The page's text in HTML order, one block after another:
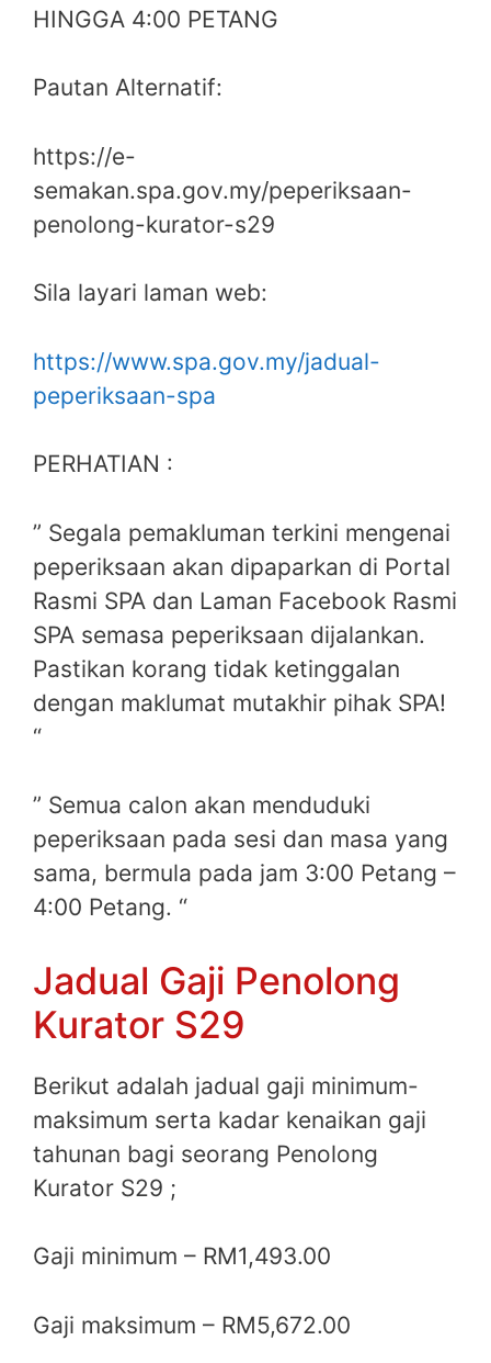
HINGGA 4:00 PETANG
Pautan Alternatif:
https://e-
semakan.spa.gov.my/peperiksaan-
penolong-kurator-s29
Sila layari laman web:
https://www.spa.gov.my/jadual-
peperiksaan-spa
PERHATIAN :
” Segala pemakluman terkini mengenai
peperiksaan akan dipaparkan di Portal
Rasmi SPA dan Laman Facebook Rasmi
SPA semasa peperiksaan dijalankan.
Pastikan korang tidak ketinggalan
dengan maklumat mutakhir pihak SPA!
“
” Semua calon akan menduduki
peperiksaan pada sesi dan masa yang
sama, bermula pada jam 3:00 Petang –
4:00 Petang. “
Jadual Gaji Penolong
Kurator S29
Berikut adalah jadual gaji minimum-
maksimum serta kadar kenaikan gaji
tahunan bagi seorang Penolong
Kurator S29 ;
Gaji minimum – RM1,493.00
Gaji maksimum – RM5,672.00